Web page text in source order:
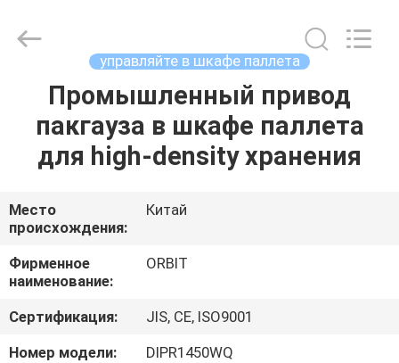
ДОМ
ПРОДУКТЫ
О
НАС
ПУТЕШЕСТВИЕ
ФАБРИКИ
Products
управляйте в шкафе паллета
Промышленный привод
пакгауза в шкафе паллета
для high-density хранения
Место
происхождения:
Китай
Фирменное
наименование:
ORBIT
Сертификация:
JIS, CE, ISO9001
Номер модели:
DIPR1450WQ